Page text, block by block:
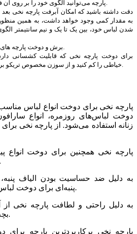
دقت داشته باشید که امکان آبرفت پارچه نخی
به مقدار کمی وجود خواهد داشت، به همین
شدن لباس خود، بین یک تا یک و نیم سانتی­متر
برای دوخت پارچه‌ نخی که قابلیت کشسانی
پارچه‌ نخی برای دوخت انواع لباس
دوخت لباس‌ها‌ی روزمره، انواع
زنانه استفاده می‌شود. از پارچه نخی
پارچه نخی همچنین برای دوخت انواع
شلوارک استفاده می‌شود.
به دلیل ضد حساسیت بودن الیاف
پنبه‌ای برای دوخت لباس نوزادی استفاده می‌شود.
به دلیل راحتی و لطافت پارچه نخی از
بچه‌گانه نیز استفاده می‌شود.
پارچه نخی پرکاربرد‌ترین پارچه برای